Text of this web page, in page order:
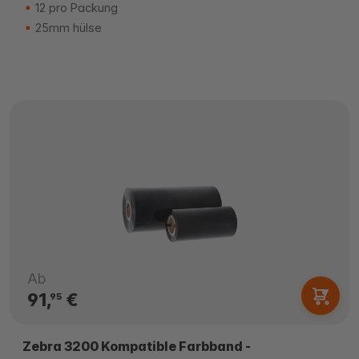
12 pro Packung
25mm hülse
Ab
91,95€
Zebra 3200 Kompatible Farbband -